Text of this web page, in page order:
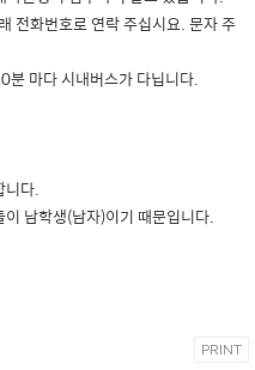
전화번호로 연락 주십시요. 문자 주
마다 시내버스가 다닙니다.
니다.
남학생(남자)이기 때문입니다.
PRINT